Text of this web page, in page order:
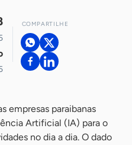
COMPARTILHE
empresas paraibanas
Artificial (IA) para o
no dia a dia. O dado